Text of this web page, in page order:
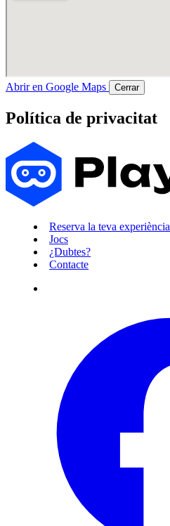
Abrir en Google Maps Cerrar
Política de privacitat
Reserva la teva experiència
Jocs
¿Dubtes?
Contacte